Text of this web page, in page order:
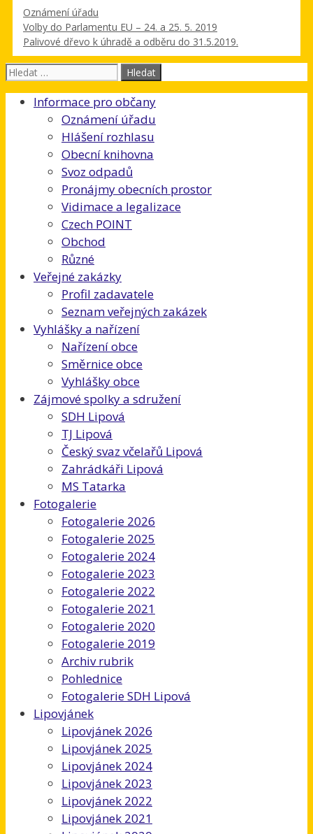
Rubriky
Oznámení úřadu
Volby do Parlamentu EU – 24. a 25. 5. 2019
Palivové dřevo k úhradě a odběru do 31.5.2019.
Hledat:
Informace pro občany
Oznámení úřadu
Hlášení rozhlasu
Obecní knihovna
Svoz odpadů
Pronájmy obecních prostor
Vidimace a legalizace
Czech POINT
Obchod
Různé
Veřejné zakázky
Profil zadavatele
Seznam veřejných zakázek
Vyhlášky a nařízení
Nařízení obce
Směrnice obce
Vyhlášky obce
Zájmové spolky a sdružení
SDH Lipová
TJ Lipová
Český svaz včelařů Lipová
Zahrádkáři Lipová
MS Tatarka
Fotogalerie
Fotogalerie 2026
Fotogalerie 2025
Fotogalerie 2024
Fotogalerie 2023
Fotogalerie 2022
Fotogalerie 2021
Fotogalerie 2020
Fotogalerie 2019
Archiv rubrik
Pohlednice
Fotogalerie SDH Lipová
Lipovjánek
Lipovjánek 2026
Lipovjánek 2025
Lipovjánek 2024
Lipovjánek 2023
Lipovjánek 2022
Lipovjánek 2021